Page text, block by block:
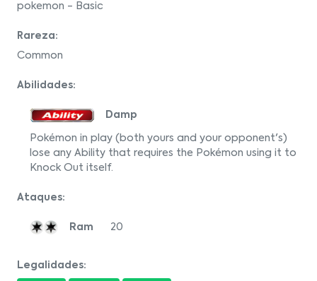
pokemon - Basic
Rareza:
Common
Abilidades:
Damp
Pokémon in play (both yours and your opponent's)
lose any Ability that requires the Pokémon using it to
Knock Out itself.
Ataques:
Ram 20
Legalidades: